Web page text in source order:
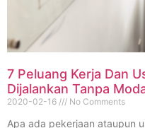
7 Peluang Kerja Dan
Dijalankan Tanpa
2020-02-16 No Comments
Apa ada pekerjaan ataupun